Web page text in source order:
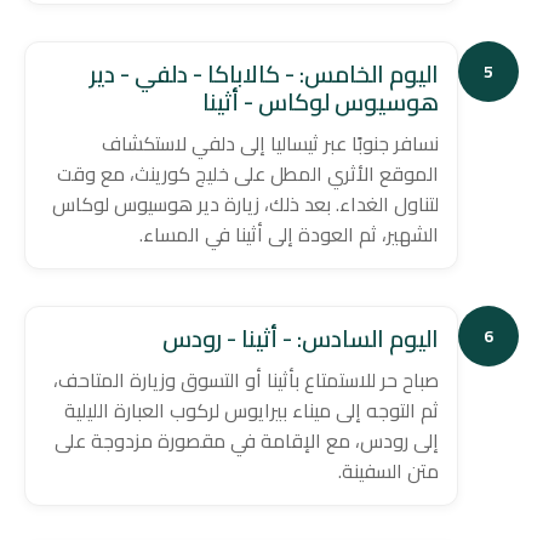
5 اليوم الخامس: - كالاباكا - دلفي - دير
هوسيوس لوكاس - أثينا
نسافر جنوبًا عبر ثيساليا إلى دلفي لاستكشاف
الموقع الأثري المطل على خليج كورينث، مع وقت
لتناول الغداء. بعد ذلك، زيارة دير هوسيوس لوكاس
الشهير، ثم العودة إلى أثينا في المساء.
6 اليوم السادس: - أثينا - رودس
صباح حر للاستمتاع بأثينا أو التسوق وزيارة المتاحف،
ثم التوجه إلى ميناء بيرايوس لركوب العبارة الليلية
إلى رودس، مع الإقامة في مقصورة مزدوجة على
متن السفينة.